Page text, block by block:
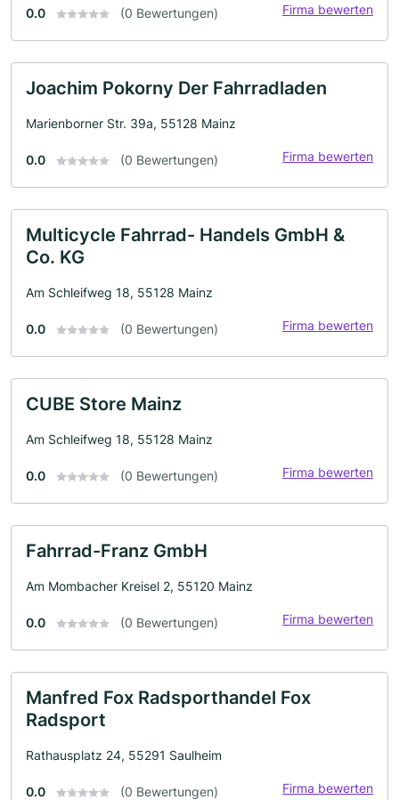
0.0 (0 Bewertungen) Firma bewerten
Joachim Pokorny Der Fahrradladen
Marienborner Str. 39a, 55128 Mainz
0.0 (0 Bewertungen) Firma bewerten
Multicycle Fahrrad- Handels GmbH &
Co. KG
Am Schleifweg 18, 55128 Mainz
0.0 (0 Bewertungen) Firma bewerten
CUBE Store Mainz
Am Schleifweg 18, 55128 Mainz
0.0 (0 Bewertungen) Firma bewerten
Fahrrad-Franz GmbH
Am Mombacher Kreisel 2, 55120 Mainz
0.0 (0 Bewertungen) Firma bewerten
Manfred Fox Radsporthandel Fox
Radsport
Rathausplatz 24, 55291 Saulheim
0.0 (0 Bewertungen) Firma bewerten